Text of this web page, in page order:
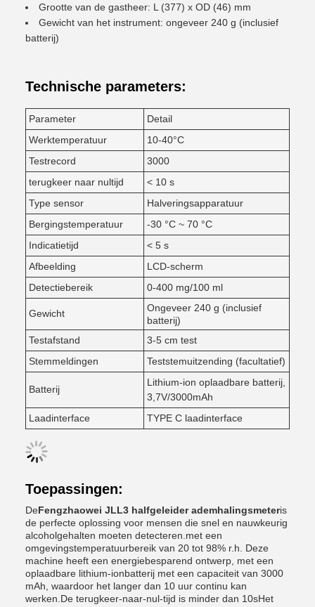
Grootte van de gastheer: L (377) x OD (46) mm
Gewicht van het instrument: ongeveer 240 g (inclusief
batterij)
Technische parameters:
Parameter
Detail
Werktemperatuur
10-40°C
Testrecord
3000
terugkeer naar nultijd
< 10 s
Type sensor
Halveringsapparatuur
Bergingstemperatuur
-30 °C ~ 70 °C
Indicatietijd
< 5 s
Afbeelding
LCD-scherm
Detectiebereik
0-400 mg/100 ml
Gewicht
Ongeveer 240 g (inclusief
batterij)
Testafstand
3-5 cm test
Stemmeldingen
Teststemuitzending (facultatief)
Batterij
Lithium-ion oplaadbare batterij,
3,7V/3000mAh
Laadinterface
TYPE C laadinterface
Toepassingen:
DeFengzhaowei JLL3 halfgeleider ademhalingsmeteris
de perfecte oplossing voor mensen die snel en nauwkeurig
alcoholgehalten moeten detecteren.met een
omgevingstemperatuurbereik van 20 tot 98% r.h. Deze
machine heeft een energiebesparend ontwerp, met een
oplaadbare lithium-ionbatterij met een capaciteit van 3000
mAh, waardoor het langer dan 10 uur continu kan
werken.De terugkeer-naar-nul-tijd is minder dan 10sHet